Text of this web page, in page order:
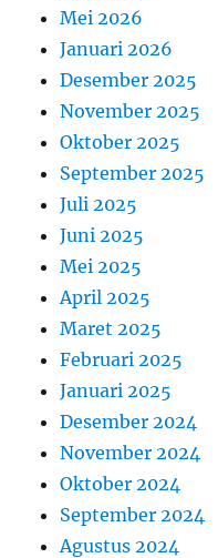
Mei 2026
Januari 2026
Desember 2025
November 2025
Oktober 2025
September 2025
Juli 2025
Juni 2025
Mei 2025
April 2025
Maret 2025
Februari 2025
Januari 2025
Desember 2024
November 2024
Oktober 2024
September 2024
Agustus 2024